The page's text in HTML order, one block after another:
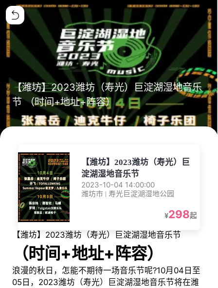
【潍坊】2023潍坊（寿光）巨淀湖湿地音乐
节 （时间+地址+阵容）
【潍坊】2023潍坊（寿光）巨
淀湖湿地音乐节
2023-10-04 14:00:00
潍坊市 | 寿光巨淀湖湿地公园
¥298起
【潍坊】2023潍坊（寿光）巨淀湖湿地音乐节
（时间+地址+阵容）
浪漫的秋日，怎能不期待一场音乐节呢?10月04日至
05日，2023潍坊（寿光）巨淀湖湿地音乐节将在潍